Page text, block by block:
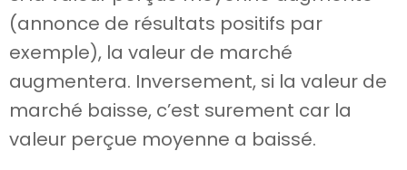
(annonce de résultats positifs par
exemple), la valeur de marché
augmentera. Inversement, si la valeur de
marché baisse, c’est surement car la
valeur perçue moyenne a baissé.